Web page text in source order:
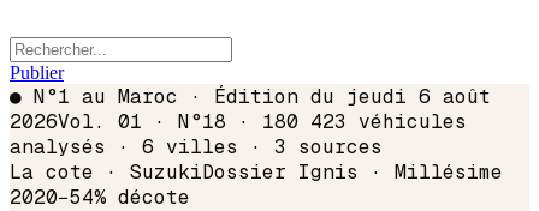
Publier
● N°1 au Maroc · Édition du jeudi 6 août
2026Vol. 01 · N°18 · 180 423 véhicules
analysés · 6 villes · 3 sources
La cote · SuzukiDossier Ignis · Millésime
2020−54% décote